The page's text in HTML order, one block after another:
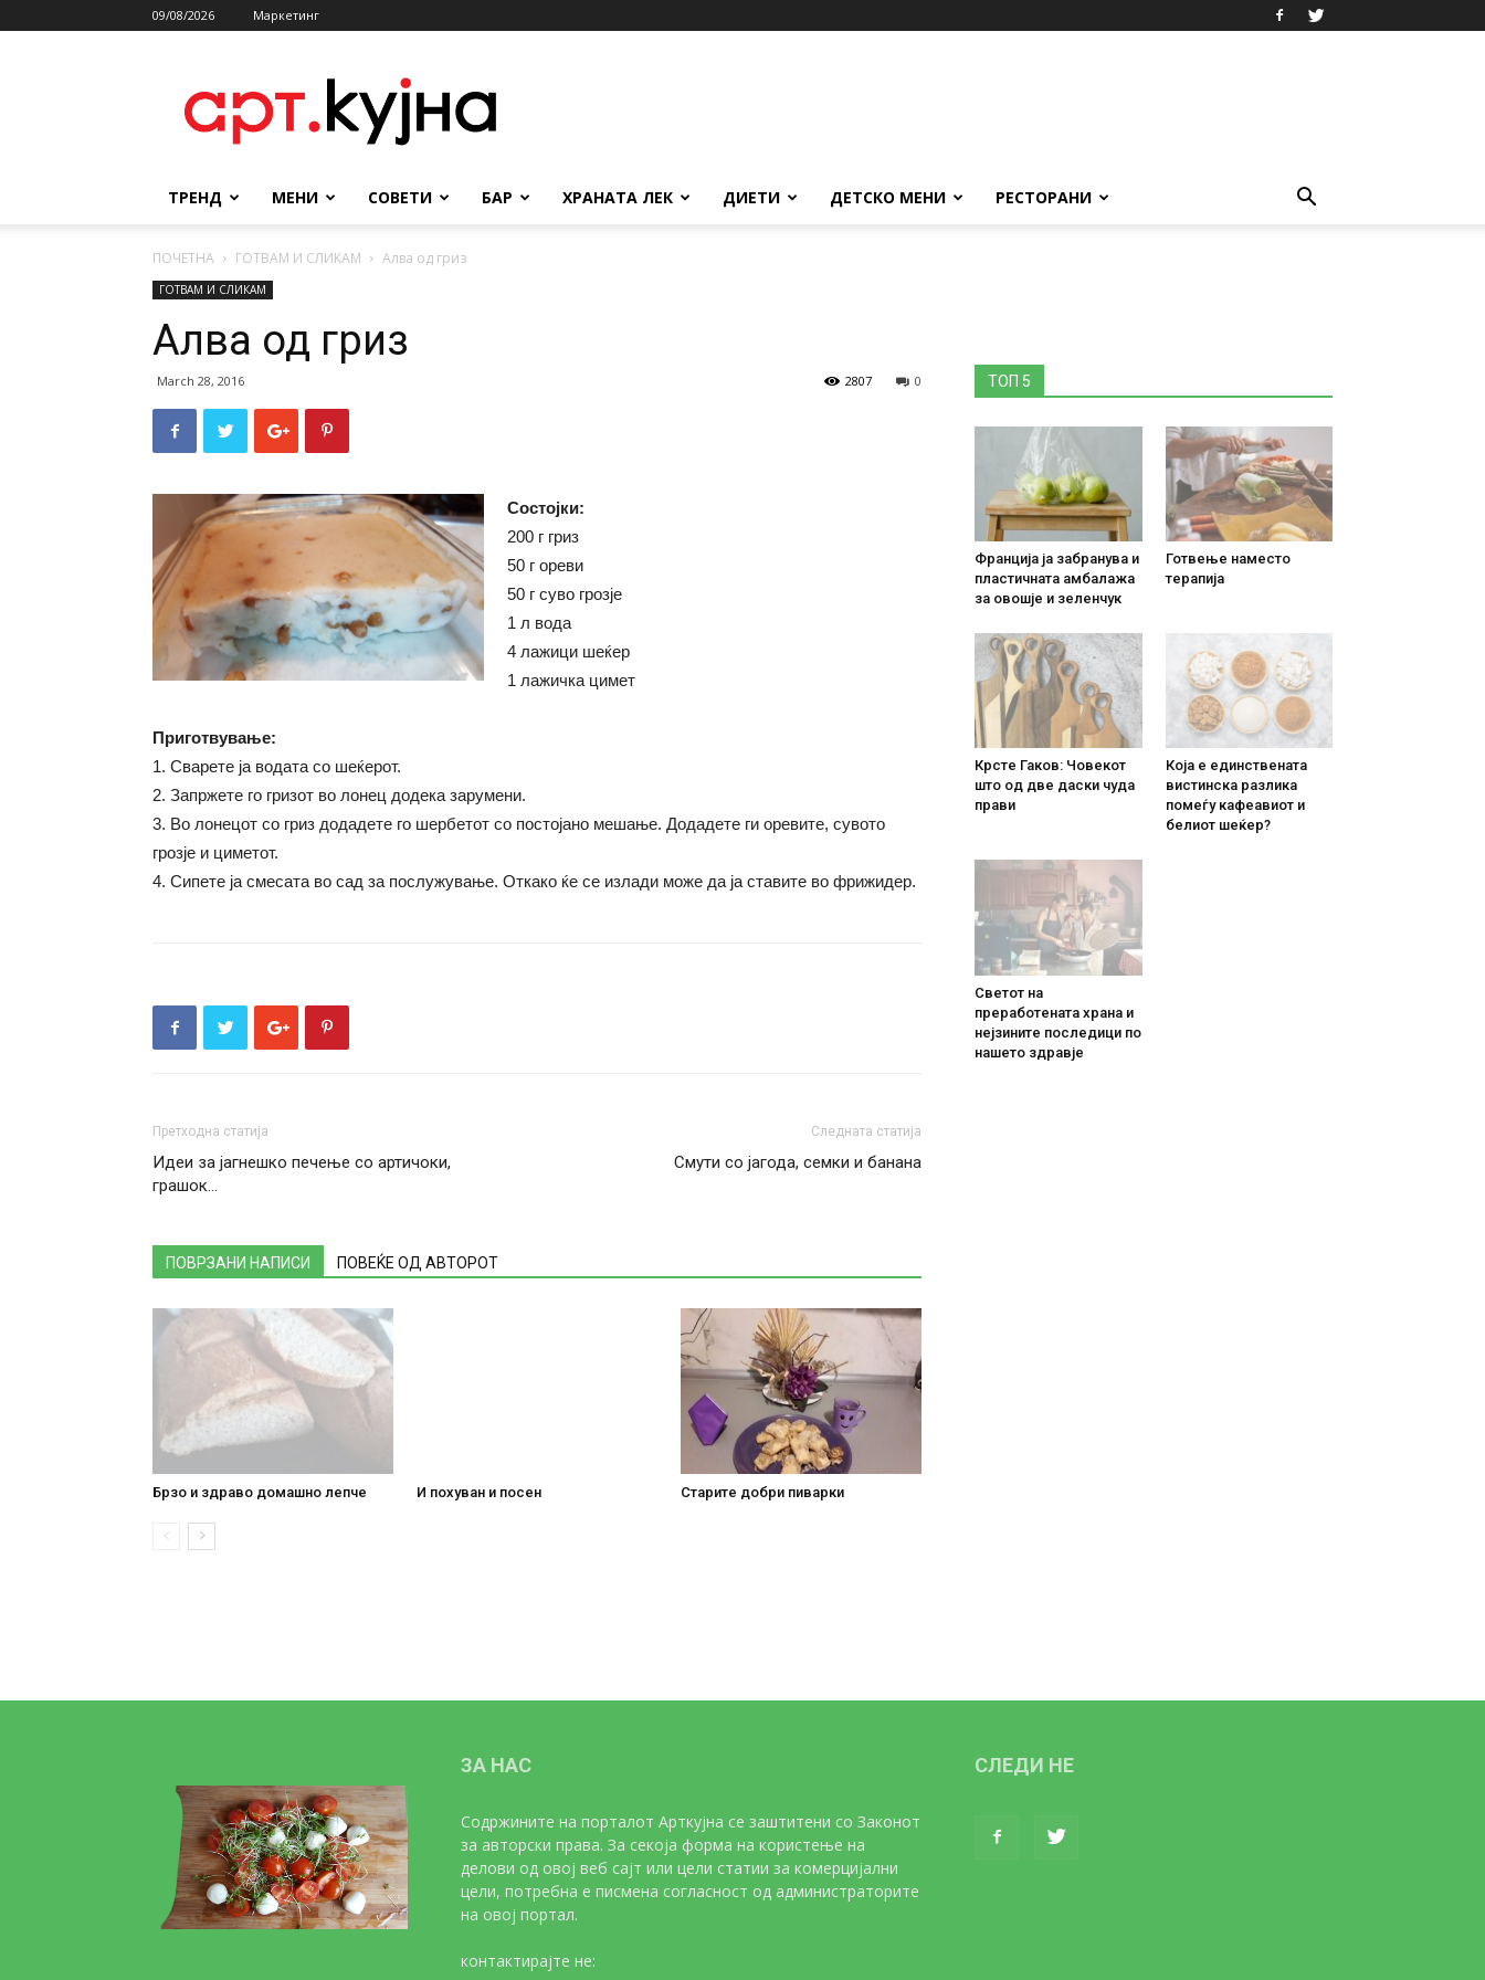
09/08/2026 Маркетинг
ТРЕНД МЕНИ СОВЕТИ БАР ХРАНАТА ЛЕК ДИЕТИ ДЕТСКО МЕНИ РЕСТОРАНИ
ПОЧЕТНА ГОТВАМ И СЛИКАМ Алва од гриз
ГОТВАМ И СЛИКАМ
Алва од гриз
March 28, 2016 0
2807
Состојки:
200 г гриз
50 г ореви
50 г суво грозје
1 л вода
4 лажици шеќер
1 лажичка цимет
Приготвување:
1. Сварете ја водата со шеќерот.
2. Запржете го гризот во лонец додека зарумени.
3. Во лонецот со гриз додадете го шербетот со постојано мешање. Додадете ги оревите, сувото
грозје и циметот.
4. Сипете ја смесата во сад за послужување. Откако ќе се излади може да ја ставите во фрижидер.
Претходна статија
Идеи за јагнешко печење со артичоки,
грашок…
Следната статија
Смути со јагода, семки и банана
ПОВРЗАНИ НАПИСИ ПОВЕЌЕ ОД АВТОРОТ
Брзо и здраво домашно лепче И похуван и посен Старите добри пиварки
ТОП 5
Франција ја забранува и
пластичната амбалажа
за овошје и зеленчук
Готвење наместо
терапија
Крсте Гаков: Човекот
што од две даски чуда
прави
Која е единствената
вистинска разлика
помеѓу кафеавиот и
белиот шеќер?
Светот на
преработената храна и
нејзините последици по
нашето здравје
ЗА НАС
Содржините на порталот Арткујна се заштитени со Законот
за авторски права. За секоја форма на користење на
делови од овој веб сајт или цели статии за комерцијални
цели, потребна е писмена согласност од администраторите
на овој портал.
контактирајте не:
СЛЕДИ НЕ